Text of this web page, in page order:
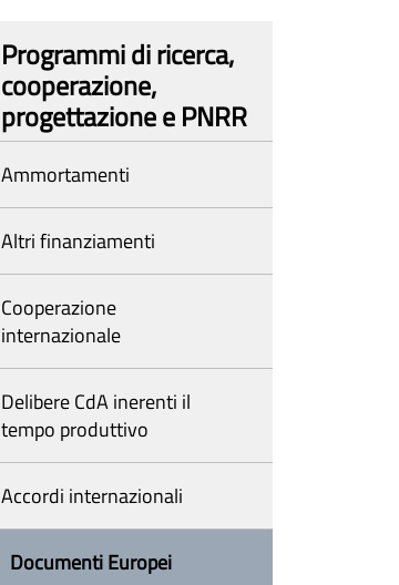
Programmi di ricerca,
cooperazione,
progettazione e PNRR
Ammortamenti
Altri finanziamenti
Cooperazione
internazionale
Delibere CdA inerenti il
tempo produttivo
Accordi internazionali
Documenti Europei